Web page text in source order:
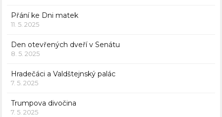
Přání ke Dni matek
11. 5. 2025
Den otevřených dveří v Senátu
8. 5. 2025
Hradečáci a Valdštejnský palác
7. 5. 2025
Trumpova divočina
7. 5. 2025